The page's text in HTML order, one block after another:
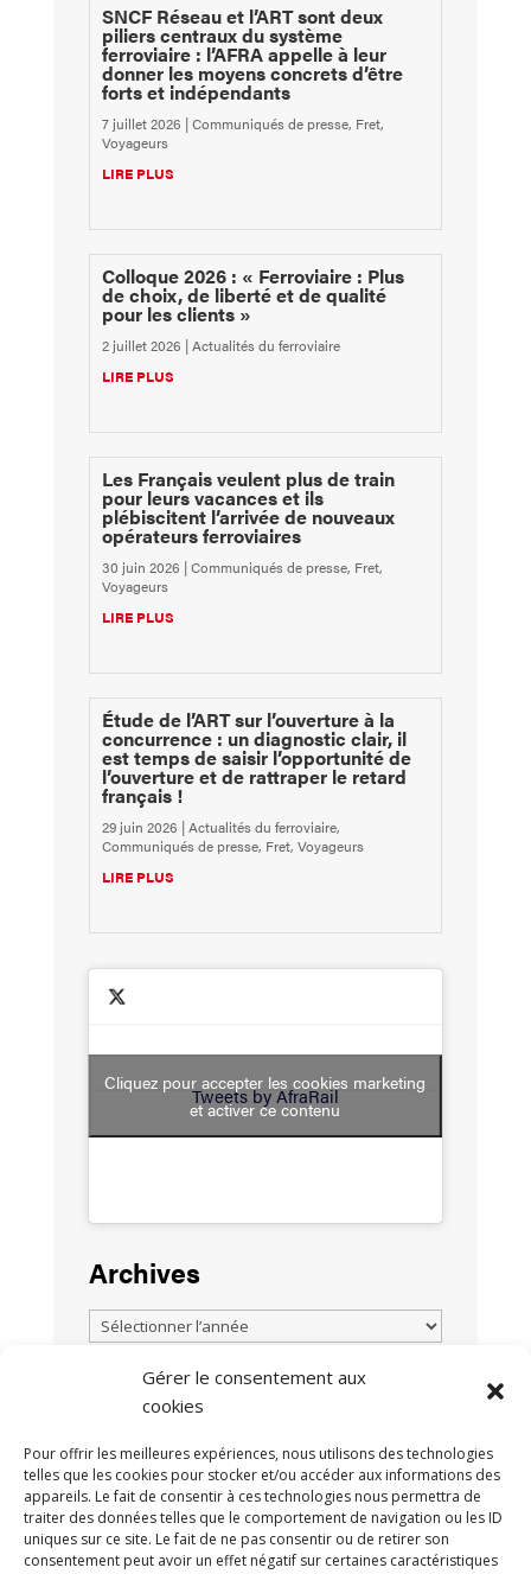
Gérer le consentement aux
cookies
Pour offrir les meilleures expériences, nous utilisons des technologies
telles que les cookies pour stocker et/ou accéder aux informations des
appareils. Le fait de consentir à ces technologies nous permettra de
traiter des données telles que le comportement de navigation ou les ID
uniques sur ce site. Le fait de ne pas consentir ou de retirer son
consentement peut avoir un effet négatif sur certaines caractéristiques
SNCF Réseau et l’ART sont deux
piliers centraux du système
ferroviaire : l’AFRA appelle à leur
donner les moyens concrets d’être
forts et indépendants
7 juillet 2026 |Communiqués de presse, Fret,
Voyageurs
LIRE PLUS
Colloque 2026 : « Ferroviaire : Plus
de choix, de liberté et de qualité
pour les clients »
2 juillet 2026 |Actualités du ferroviaire
LIRE PLUS
Les Français veulent plus de train
pour leurs vacances et ils
plébiscitent l’arrivée de nouveaux
opérateurs ferroviaires
30 juin 2026 |Communiqués de presse, Fret,
Voyageurs
LIRE PLUS
Étude de l’ART sur l’ouverture à la
concurrence : un diagnostic clair, il
est temps de saisir l’opportunité de
l’ouverture et de rattraper le retard
français !
29 juin 2026 |Actualités du ferroviaire,
Communiqués de presse, Fret, Voyageurs
LIRE PLUS
Tweets by AfraRail
Cliquez pour accepter les cookies marketing
et activer ce contenu
Archives
TOUTES LES ACTUALITÉS